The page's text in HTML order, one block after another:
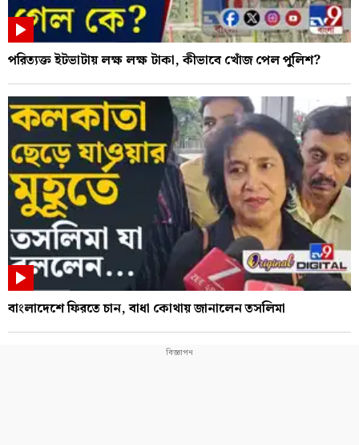
পরিত্যক্ত ইটভাটায় লক্ষ লক্ষ টাকা, কীভাবে খোঁজ পেল পুলিশ?
বাংলাদেশে ফিরতে চান, বাধা কোথায় জানালেন তসলিমা